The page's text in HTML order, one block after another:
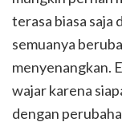
terasa biasa saja
semuanya
menyenangkan.
wajar karena
dengan